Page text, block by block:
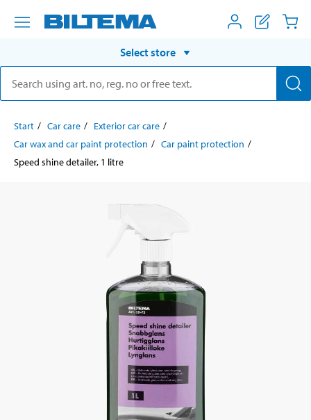
Select store
Start Car care
Exterior car care
Car wax and car paint protection
Car paint protection
Speed shine detailer, 1 litre